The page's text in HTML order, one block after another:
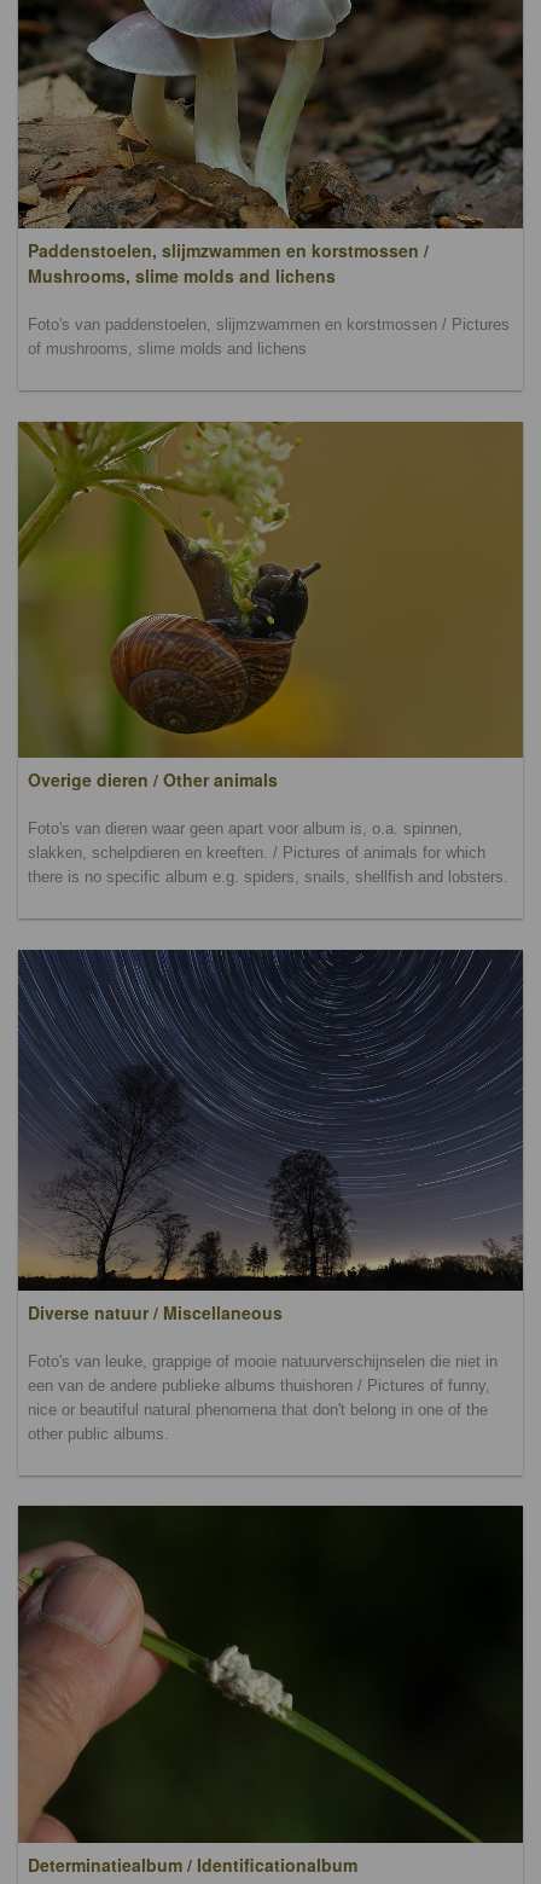
Paddenstoelen, slijmzwammen en korstmossen /
Mushrooms, slime molds and lichens
Foto's van paddenstoelen, slijmzwammen en korstmossen / Pictures
of mushrooms, slime molds and lichens
Overige dieren / Other animals
Foto's van dieren waar geen apart voor album is, o.a. spinnen,
slakken, schelpdieren en kreeften. / Pictures of animals for which
there is no specific album e.g. spiders, snails, shellfish and lobsters.
Diverse natuur / Miscellaneous
Foto's van leuke, grappige of mooie natuurverschijnselen die niet in
een van de andere publieke albums thuishoren / Pictures of funny,
nice or beautiful natural phenomena that don't belong in one of the
other public albums.
Determinatiealbum / Identificationalbum